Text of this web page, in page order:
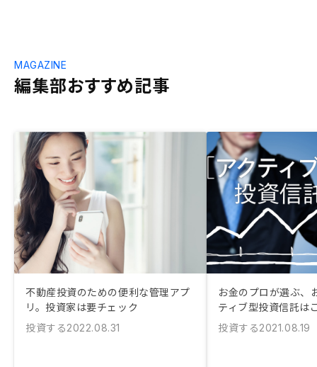
編集部おすすめ記事
MAGAZINE
不動産投資のための便利な管理アプ
リ。投資家は要チェック
投資する2022.08.31
お金のプロが選ぶ、
ティブ型投資信託は
投資する2021.08.19